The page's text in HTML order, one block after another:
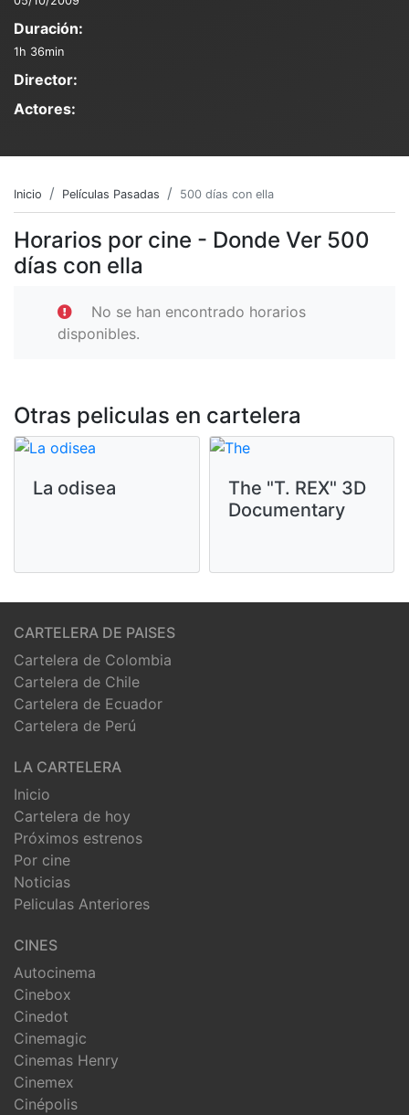
Duración:
1h 36min
Director:
Actores:
Inicio Películas Pasadas 500 días con ella
Horarios por cine - Donde Ver 500
días con ella
No se han encontrado horarios
disponibles.
Otras peliculas en cartelera
La odisea
The "T. REX" 3D
Documentary
CARTELERA DE PAISES
Cartelera de Colombia
Cartelera de Chile
Cartelera de Ecuador
Cartelera de Perú
LA CARTELERA
Inicio
Cartelera de hoy
Próximos estrenos
Por cine
Noticias
Peliculas Anteriores
CINES
Autocinema
Cinebox
Cinedot
Cinemagic
Cinemas Henry
Cinemex
Cinépolis